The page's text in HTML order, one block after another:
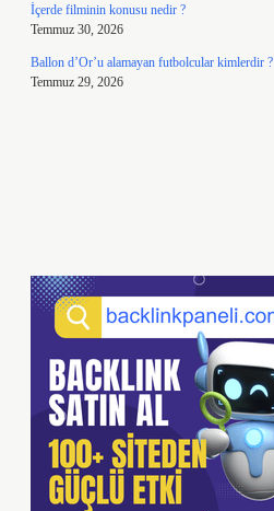
İçerde filminin konusu nedir ?
Temmuz 30, 2026
Ballon d’Or’u alamayan futbolcular kimlerdir ?
Temmuz 29, 2026